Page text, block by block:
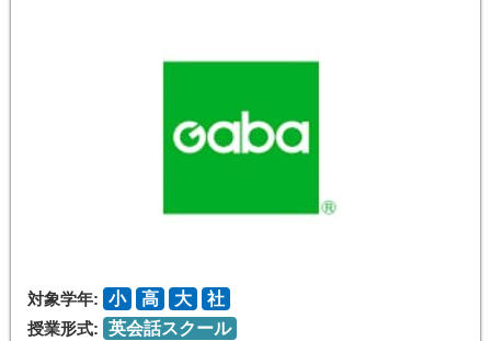
対象学年: 小 高 大
社
授業形式: 英会話スクール